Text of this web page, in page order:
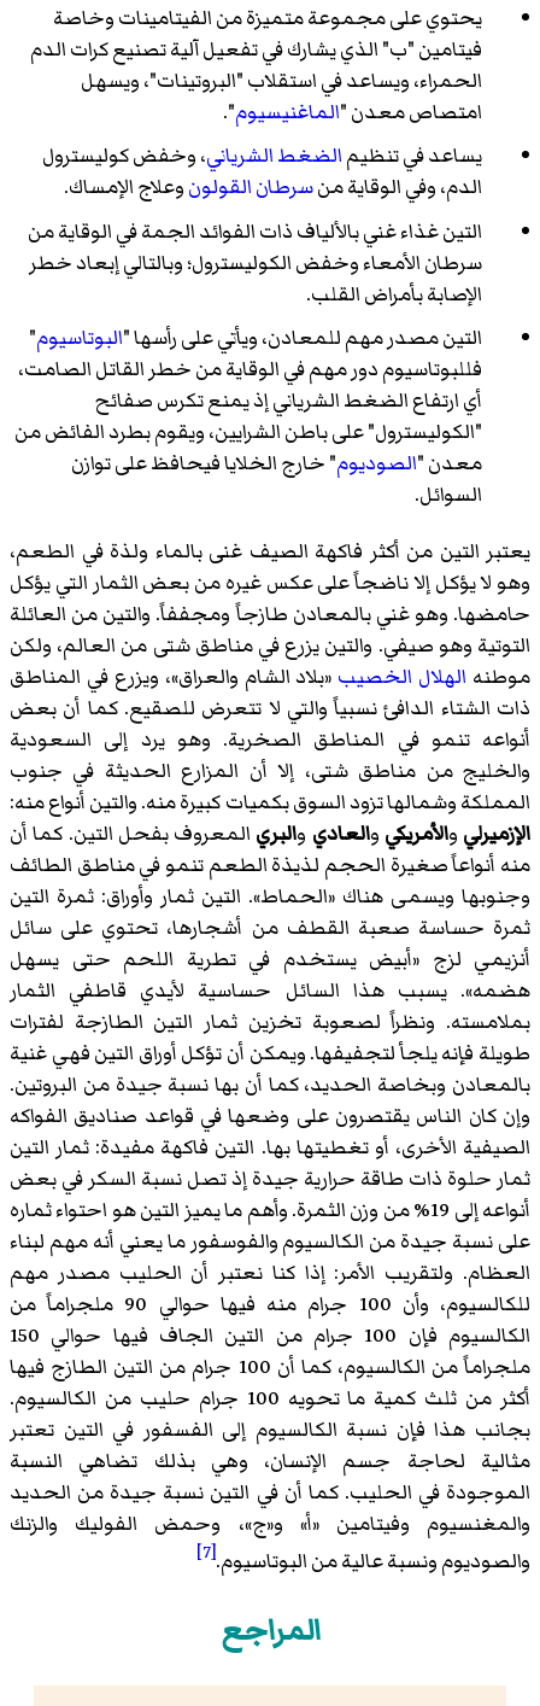
يحتوي على مجموعة متميزة من الفيتامينات وخاصة
فيتامين "ب" الذي يشارك في تفعيل آلية تصنيع كرات الدم
الحمراء، ويساعد في استقلاب "البروتينات"، ويسهل
امتصاص معدن "الماغنيسيوم".
يساعد في تنظيمالضغط الشرياني، وخفض كوليسترول
الدم، وفي الوقاية منسرطان القولونوعلاج الإمساك.
التين غذاء غني بالألياف ذات الفوائد الجمة في الوقاية من
سرطان الأمعاء وخفض الكوليسترول؛ وبالتالي إبعاد خطر
الإصابة بأمراض القلب.
التين مصدر مهم للمعادن، ويأتي على رأسها "البوتاسيوم"
فللبوتاسيوم دور مهم في الوقاية من خطر القاتل الصامت،
أي ارتفاع الضغط الشرياني إذ يمنع تكرس صفائح
"الكوليسترول" على باطن الشرايين، ويقوم بطرد الفائض من
معدن "الصوديوم" خارج الخلايا فيحافظ على توازن
السوائل.
يعتبر التين من أكثر فاكهة الصيف غنى بالماء ولذة في الطعم،
وهو لا يؤكل إلا ناضجاً على عكس غيره من بعض الثمار التي يؤكل
حامضها. وهو غني بالمعادن طازجاً ومجففاً. والتين من العائلة
التوتية وهو صيفي. والتين يزرع في مناطق شتى من العالم، ولكن
موطنه الهلال الخصيب «بلاد الشام والعراق»، ويزرع في المناطق
ذات الشتاء الدافئ نسبياً والتي لا تتعرض للصقيع. كما أن بعض
أنواعه تنمو في المناطق الصخرية. وهو يرد إلى السعودية
والخليج من مناطق شتى، إلا أن المزارع الحديثة في جنوب
المملكة وشمالها تزود السوق بكميات كبيرة منه. والتين أنواع منه:
الإزميرلي والأمريكي والعادي والبري المعروف بفحل التين. كما أن
منه أنواعاً صغيرة الحجم لذيذة الطعم تنمو في مناطق الطائف
وجنوبها ويسمى هناك «الحماط». التين ثمار وأوراق: ثمرة التين
ثمرة حساسة صعبة القطف من أشجارها، تحتوي على سائل
أنزيمي لزج «أبيض يستخدم في تطرية اللحم حتى يسهل
هضمه». يسبب هذا السائل حساسية لأيدي قاطفي الثمار
بملامسته. ونظراً لصعوبة تخزين ثمار التين الطازجة لفترات
طويلة فإنه يلجأ لتجفيفها. ويمكن أن تؤكل أوراق التين فهي غنية
بالمعادن وبخاصة الحديد، كما أن بها نسبة جيدة من البروتين.
وإن كان الناس يقتصرون على وضعها في قواعد صناديق الفواكه
الصيفية الأخرى، أو تغطيتها بها. التين فاكهة مفيدة: ثمار التين
ثمار حلوة ذات طاقة حرارية جيدة إذ تصل نسبة السكر في بعض
أنواعه إلى 19% من وزن الثمرة. وأهم ما يميز التين هو احتواء ثماره
على نسبة جيدة من الكالسيوم والفوسفور ما يعني أنه مهم لبناء
العظام. ولتقريب الأمر: إذا كنا نعتبر أن الحليب مصدر مهم
للكالسيوم، وأن 100 جرام منه فيها حوالي 90 ملجراماً من
الكالسيوم فإن 100 جرام من التين الجاف فيها حوالي 150
ملجراماً من الكالسيوم، كما أن 100 جرام من التين الطازج فيها
أكثر من ثلث كمية ما تحويه 100 جرام حليب من الكالسيوم.
بجانب هذا فإن نسبة الكالسيوم إلى الفسفور في التين تعتبر
مثالية لحاجة جسم الإنسان، وهي بذلك تضاهي النسبة
الموجودة في الحليب. كما أن في التين نسبة جيدة من الحديد
والمغنسيوم وفيتامين «أ» و«ج»، وحمض الفوليك والزنك
والصوديوم ونسبة عالية من البوتاسيوم.[7]
المراجع